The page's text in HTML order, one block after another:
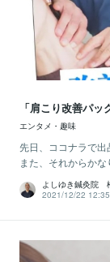
「肩こり改善パッ
エンタメ・趣味
先日、ココナラで
また、それからか
よしゆき鍼灸院
2021/12/22 12:35